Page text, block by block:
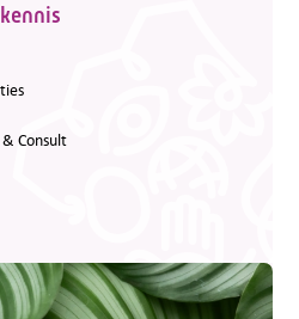
Consult